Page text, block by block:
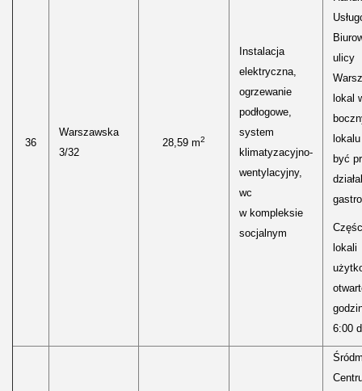
36
Warszawska
3/32
28,59 m2
Instalacja
elektryczna,
ogrzewanie
podłogowe,
system
klimatyzacyjno-
wentylacyjny,
wc
w kompleksie
socjalnym
ulicy
lokal
być
lokali
6:00